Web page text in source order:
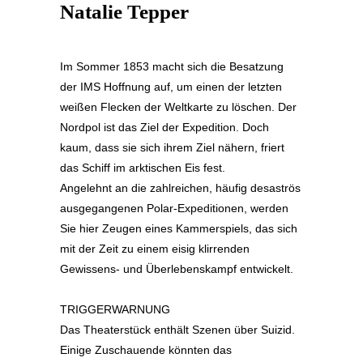
Natalie Tepper
Im Sommer 1853 macht sich die Besatzung
der IMS Hoffnung auf, um einen der letzten
weißen Flecken der Weltkarte zu löschen. Der
Nordpol ist das Ziel der Expedition. Doch
kaum, dass sie sich ihrem Ziel nähern, friert
das Schiff im arktischen Eis fest.
Angelehnt an die zahlreichen, häufig desaströs
ausgegangenen Polar-Expeditionen, werden
Sie hier Zeugen eines Kammerspiels, das sich
mit der Zeit zu einem eisig klirrenden
Gewissens- und Überlebenskampf entwickelt.
TRIGGERWARNUNG
Das Theaterstück enthält Szenen über Suizid.
Einige Zuschauende könnten das